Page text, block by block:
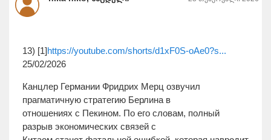
13) [1]https://youtube.com/shorts/d1xF0S-oAe0?s...
25/02/2026
Канцлер Германии Фридрих Мерц озвучил
прагматичную стратегию Берлина в
отношениях с Пекином. По его словам, полный
разрыв экономических связей с